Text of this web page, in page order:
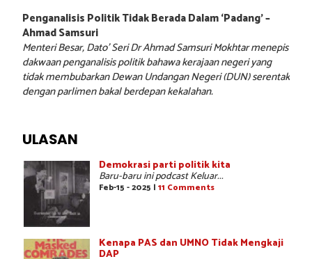
Penganalisis Politik Tidak Berada Dalam ‘Padang’ –
Ahmad Samsuri
Menteri Besar, Dato’ Seri Dr Ahmad Samsuri Mokhtar menepis
dakwaan penganalisis politik bahawa kerajaan negeri yang
tidak membubarkan Dewan Undangan Negeri (DUN) serentak
dengan parlimen bakal berdepan kekalahan.
ULASAN
Demokrasi parti politik kita
Baru-baru ini podcast Keluar...
Feb-15 - 2025 | 11 Comments
Kenapa PAS dan UMNO Tidak Mengkaji
DAP